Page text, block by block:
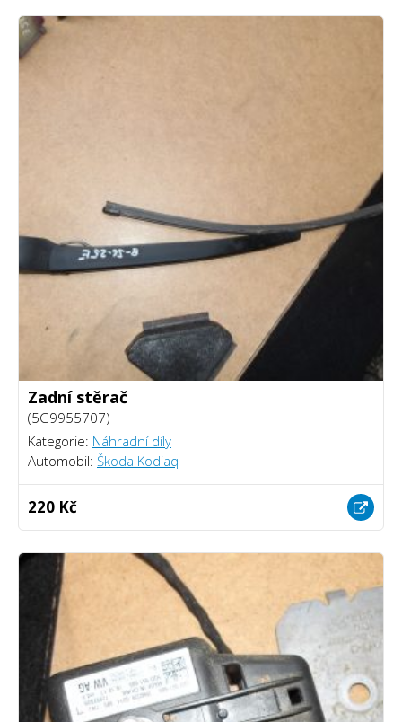
Zadní stěrač
(5G9955707)
Kategorie: Náhradní díly
Automobil: Škoda Kodiaq
220 Kč